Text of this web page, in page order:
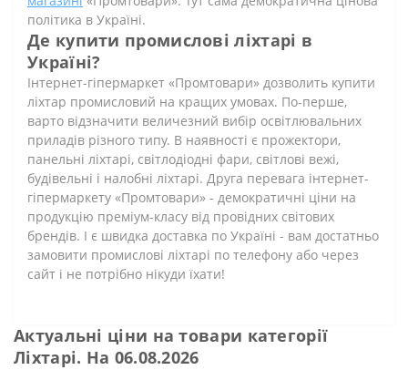
політика в Україні.
Де купити промислові ліхтарі в
Україні?
Інтернет-гіпермаркет «Промтовари» дозволить купити
ліхтар промисловий на кращих умовах. По-перше,
варто відзначити величезний вибір освітлювальних
приладів різного типу. В наявності є прожектори,
панельні ліхтарі, світлодіодні фари, світлові вежі,
будівельні і налобні ліхтарі. Друга перевага інтернет-
гіпермаркету «Промтовари» - демократичні ціни на
продукцію преміум-класу від провідних світових
брендів. І є швидка доставка по Україні - вам достатньо
замовити промислові ліхтарі по телефону або через
сайт і не потрібно нікуди їхати!
Актуальні ціни на товари категорії
Ліхтарі. На 06.08.2026